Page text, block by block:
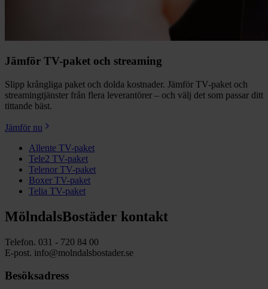
Jämför TV-paket och streaming
Slipp krångliga paket och dolda kostnader. Jämför TV-paket och
streamingtjänster från flera leverantörer – och välj det som passar ditt
tittande bäst.
Jämför nu
Allente TV-paket
Tele2 TV-paket
Telenor TV-paket
Boxer TV-paket
Telia TV-paket
MölndalsBostäder kontakt
Telefon. 031 - 720 84 00
E-post. info@molndalsbostader.se
Besöksadress